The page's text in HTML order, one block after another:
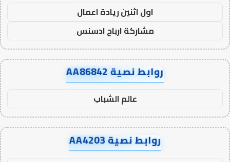
اول اثنين ريادة اعمال
مشاركة ارباح ادسنس
روابط نصية AA86842
عالم الشباب
روابط نصية AA4203